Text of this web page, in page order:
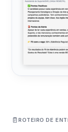
ROTEIRO DE